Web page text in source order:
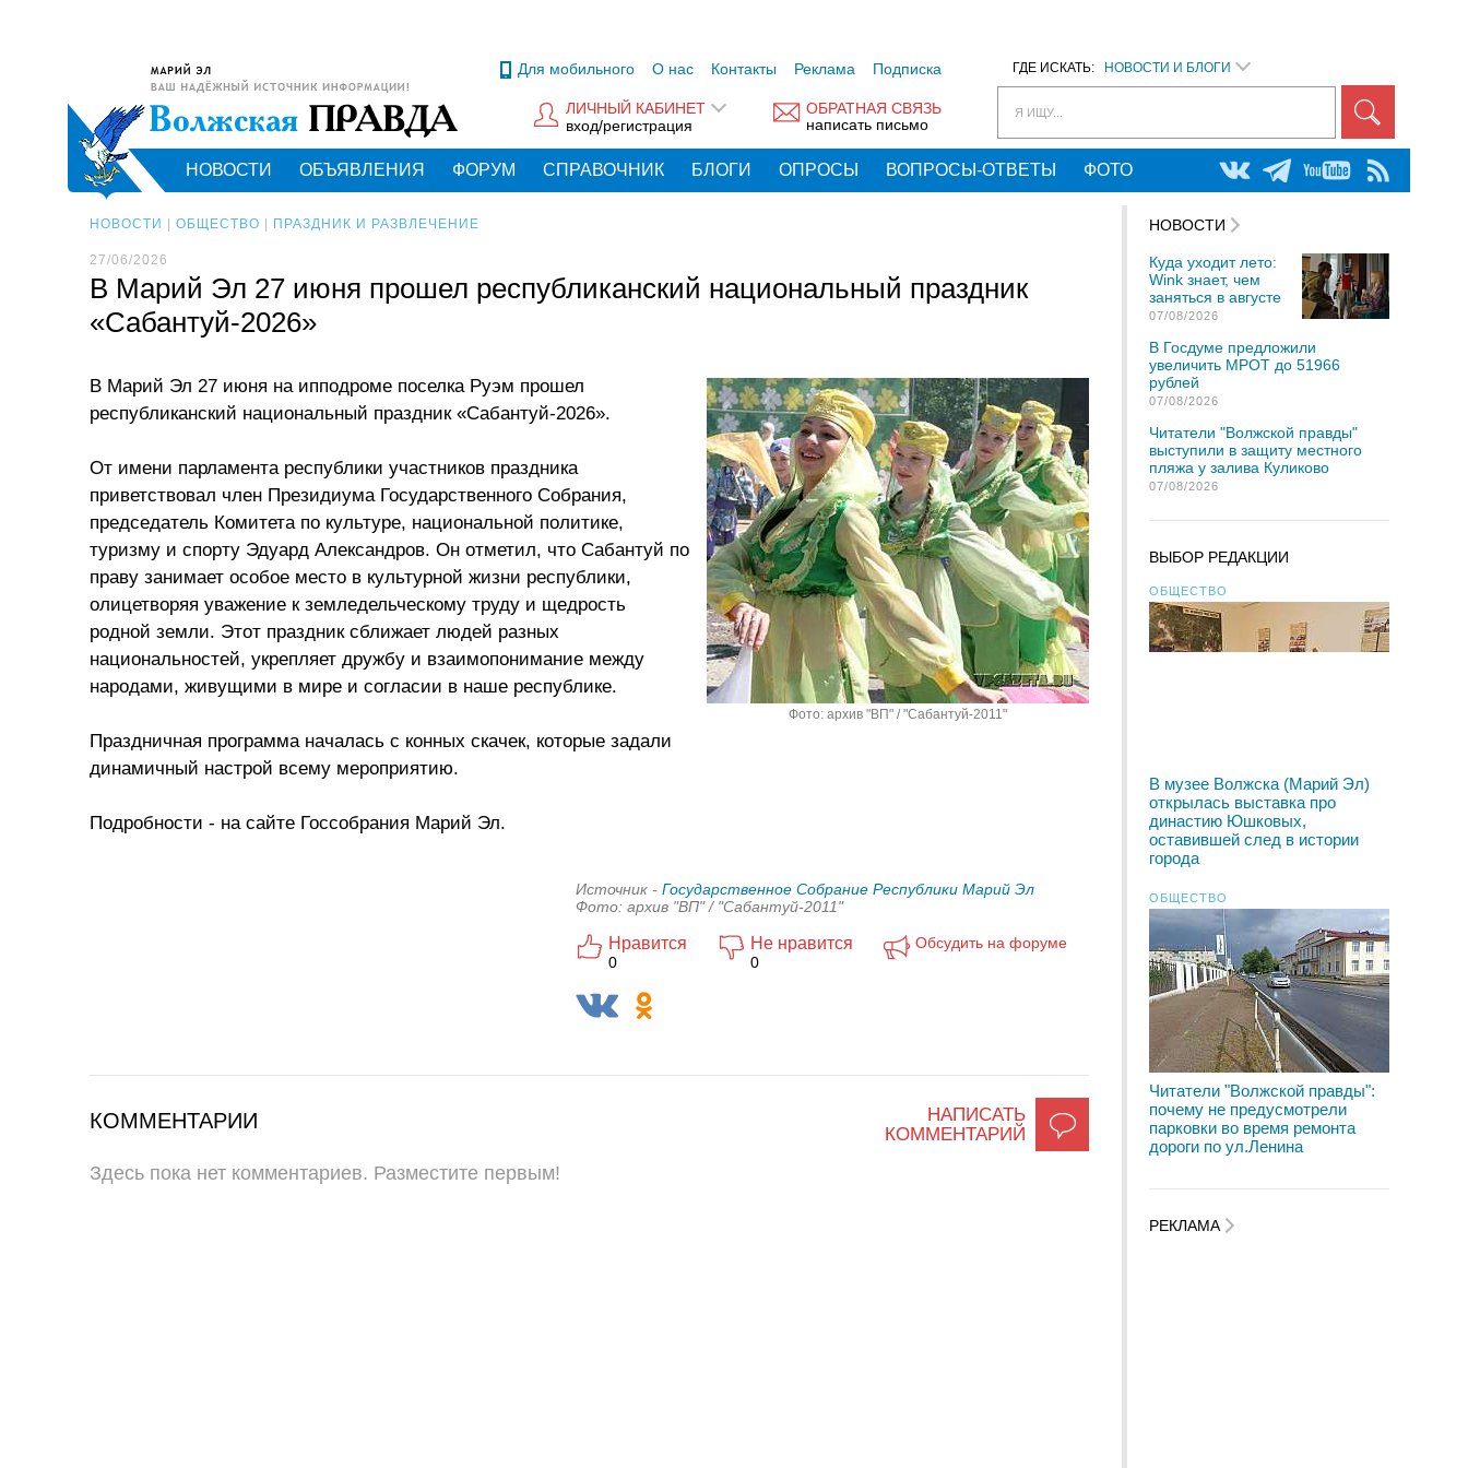
ГДЕ ИСКАТЬ: НОВОСТИ И БЛОГИ
Я ИЩУ...
Для мобильного О нас Контакты Реклама Подписка
ОБРАТНАЯ СВЯЗЬ
написать письмо
ЛИЧНЫЙ КАБИНЕТ
вход/регистрация
НОВОСТИ ОБЪЯВЛЕНИЯ ФОРУМ СПРАВОЧНИК БЛОГИ ОПРОСЫ ВОПРОСЫ-ОТВЕТЫ ФОТО
НОВОСТИ ОБЩЕСТВО ПРАЗДНИК И РАЗВЛЕЧЕНИЕ
27/06/2026
В Марий Эл 27 июня прошел республиканский национальный праздник
«Сабантуй-2026»
Фото: архив "ВП" / "Сабантуй-2011"
В Марий Эл 27 июня на ипподроме поселка Руэм прошел
республиканский национальный праздник «Сабантуй-2026».
От имени парламента республики участников праздника
приветствовал член Президиума Государственного Собрания,
председатель Комитета по культуре, национальной политике,
туризму и спорту Эдуард Александров. Он отметил, что Сабантуй по
праву занимает особое место в культурной жизни республики,
олицетворяя уважение к земледельческому труду и щедрость
родной земли. Этот праздник сближает людей разных
национальностей, укрепляет дружбу и взаимопонимание между
народами, живущими в мире и согласии в наше республике.
Праздничная программа началась с конных скачек, которые задали
динамичный настрой всему мероприятию.
Подробности - на сайте Госсобрания Марий Эл.
Источник - Государственное Собрание Республики Марий Эл
Фото: архив "ВП" / "Сабантуй-2011"
Нравится
0
Не нравится
0
Обсудить на форуме
НАПИСАТЬ
КОММЕНТАРИЙ
КОММЕНТАРИИ
Здесь пока нет комментариев. Разместите первым!
НОВОСТИ
Куда уходит лето:
Wink знает, чем
заняться в августе
07/08/2026
В Госдуме предложили
увеличить МРОТ до 51966
рублей
07/08/2026
Читатели "Волжской правды"
выступили в защиту местного
пляжа у залива Куликово
07/08/2026
ВЫБОР РЕДАКЦИИ
ОБЩЕСТВО
В музее Волжска (Марий Эл)
открылась выставка про
династию Юшковых,
оставившей след в истории
города
ОБЩЕСТВО
Читатели "Волжской правды":
почему не предусмотрели
парковки во время ремонта
дороги по ул.Ленина
РЕКЛАМА